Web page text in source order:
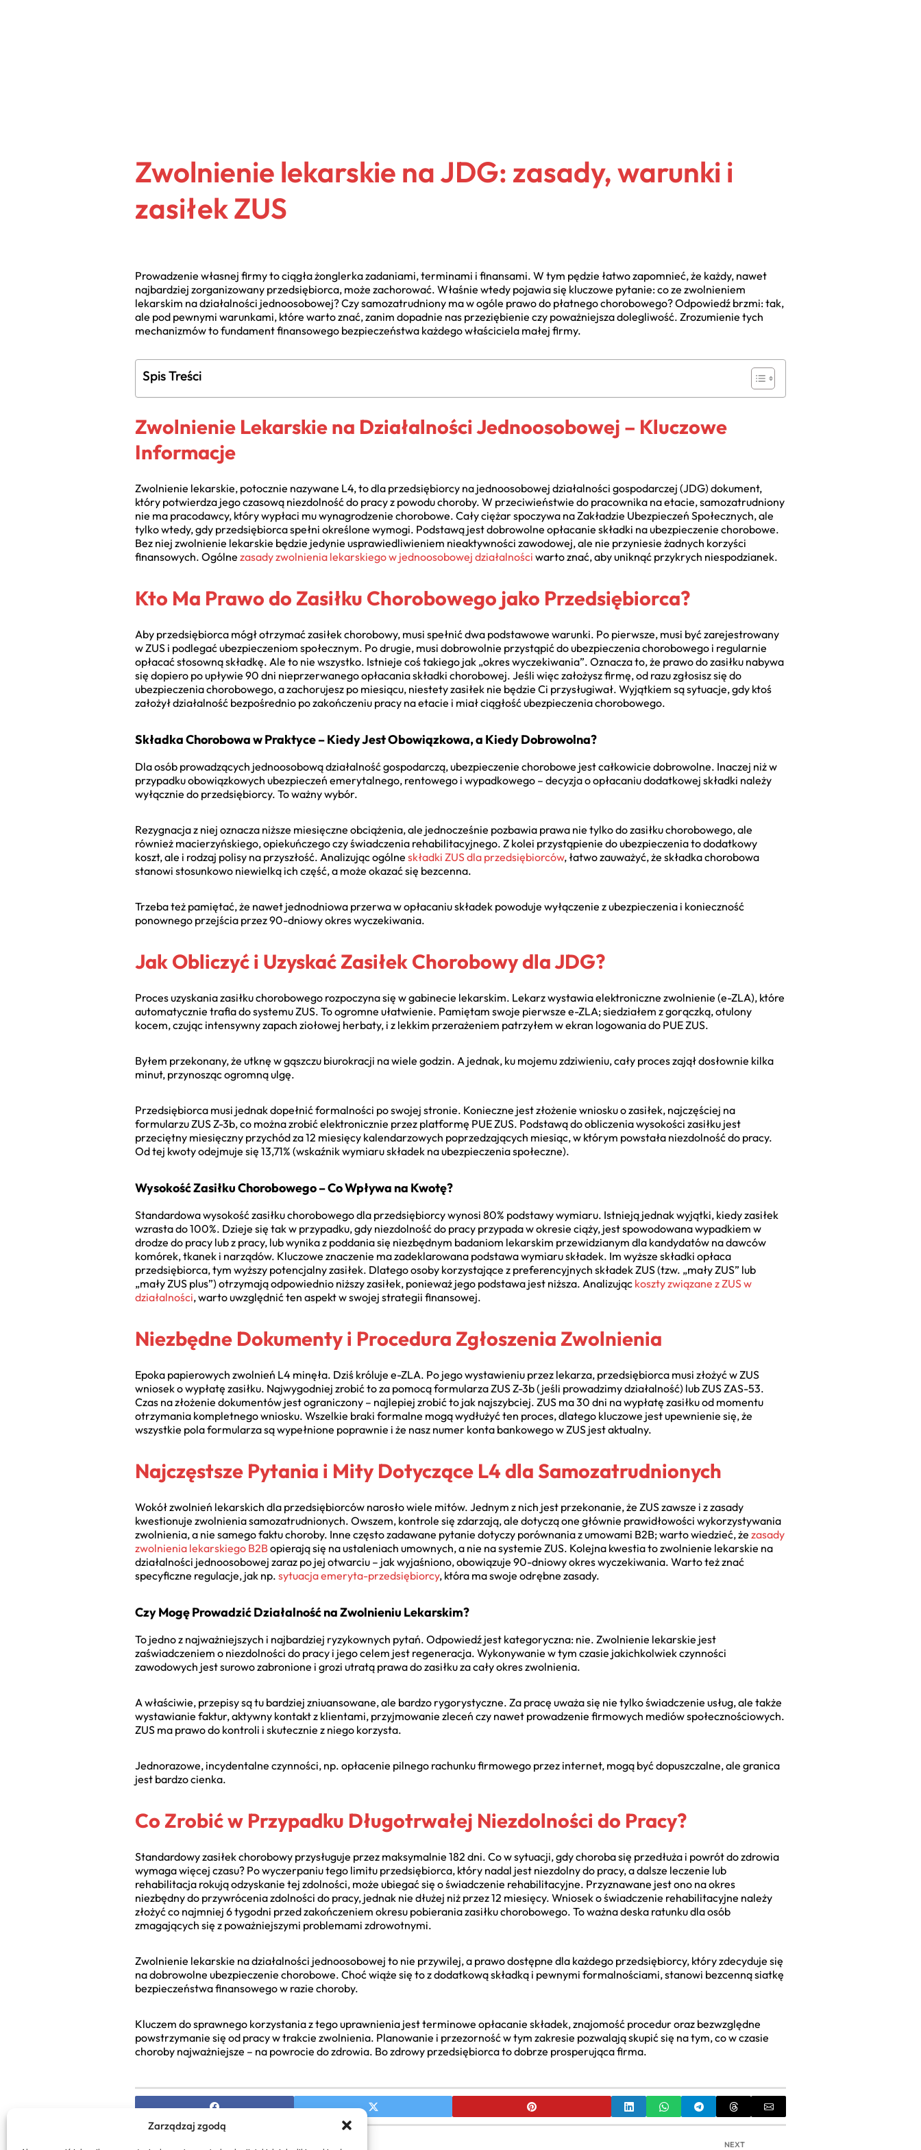
Zarządzaj zgodą
Zwolnienie lekarskie na JDG: zasady, warunki i
zasiłek ZUS
Prowadzenie własnej firmy to ciągła żonglerka zadaniami, terminami i finansami. W tym pędzie łatwo zapomnieć, że każdy, nawet
najbardziej zorganizowany przedsiębiorca, może zachorować. Właśnie wtedy pojawia się kluczowe pytanie: co ze zwolnieniem
lekarskim na działalności jednoosobowej? Czy samozatrudniony ma w ogóle prawo do płatnego chorobowego? Odpowiedź brzmi: tak,
ale pod pewnymi warunkami, które warto znać, zanim dopadnie nas przeziębienie czy poważniejsza dolegliwość. Zrozumienie tych
mechanizmów to fundament finansowego bezpieczeństwa każdego właściciela małej firmy.
Spis Treści
Zwolnienie Lekarskie na Działalności Jednoosobowej – Kluczowe
Informacje
Zwolnienie lekarskie, potocznie nazywane L4, to dla przedsiębiorcy na jednoosobowej działalności gospodarczej (JDG) dokument,
który potwierdza jego czasową niezdolność do pracy z powodu choroby. W przeciwieństwie do pracownika na etacie, samozatrudniony
nie ma pracodawcy, który wypłaci mu wynagrodzenie chorobowe. Cały ciężar spoczywa na Zakładzie Ubezpieczeń Społecznych, ale
tylko wtedy, gdy przedsiębiorca spełni określone wymogi. Podstawą jest dobrowolne opłacanie składki na ubezpieczenie chorobowe.
Bez niej zwolnienie lekarskie będzie jedynie usprawiedliwieniem nieaktywności zawodowej, ale nie przyniesie żadnych korzyści
finansowych. Ogólne zasady zwolnienia lekarskiego w jednoosobowej działalności warto znać, aby uniknąć przykrych niespodzianek.
Kto Ma Prawo do Zasiłku Chorobowego jako Przedsiębiorca?
Aby przedsiębiorca mógł otrzymać zasiłek chorobowy, musi spełnić dwa podstawowe warunki. Po pierwsze, musi być zarejestrowany
w ZUS i podlegać ubezpieczeniom społecznym. Po drugie, musi dobrowolnie przystąpić do ubezpieczenia chorobowego i regularnie
opłacać stosowną składkę. Ale to nie wszystko. Istnieje coś takiego jak „okres wyczekiwania”. Oznacza to, że prawo do zasiłku nabywa
się dopiero po upływie 90 dni nieprzerwanego opłacania składki chorobowej. Jeśli więc założysz firmę, od razu zgłosisz się do
ubezpieczenia chorobowego, a zachorujesz po miesiącu, niestety zasiłek nie będzie Ci przysługiwał. Wyjątkiem są sytuacje, gdy ktoś
założył działalność bezpośrednio po zakończeniu pracy na etacie i miał ciągłość ubezpieczenia chorobowego.
Składka Chorobowa w Praktyce – Kiedy Jest Obowiązkowa, a Kiedy Dobrowolna?
Dla osób prowadzących jednoosobową działalność gospodarczą, ubezpieczenie chorobowe jest całkowicie dobrowolne. Inaczej niż w
przypadku obowiązkowych ubezpieczeń emerytalnego, rentowego i wypadkowego – decyzja o opłacaniu dodatkowej składki należy
wyłącznie do przedsiębiorcy. To ważny wybór.
Rezygnacja z niej oznacza niższe miesięczne obciążenia, ale jednocześnie pozbawia prawa nie tylko do zasiłku chorobowego, ale
również macierzyńskiego, opiekuńczego czy świadczenia rehabilitacyjnego. Z kolei przystąpienie do ubezpieczenia to dodatkowy
koszt, ale i rodzaj polisy na przyszłość. Analizując ogólne składki ZUS dla przedsiębiorców, łatwo zauważyć, że składka chorobowa
stanowi stosunkowo niewielką ich część, a może okazać się bezcenna.
Trzeba też pamiętać, że nawet jednodniowa przerwa w opłacaniu składek powoduje wyłączenie z ubezpieczenia i konieczność
ponownego przejścia przez 90-dniowy okres wyczekiwania.
Jak Obliczyć i Uzyskać Zasiłek Chorobowy dla JDG?
Proces uzyskania zasiłku chorobowego rozpoczyna się w gabinecie lekarskim. Lekarz wystawia elektroniczne zwolnienie (e-ZLA), które
automatycznie trafia do systemu ZUS. To ogromne ułatwienie. Pamiętam swoje pierwsze e-ZLA; siedziałem z gorączką, otulony
kocem, czując intensywny zapach ziołowej herbaty, i z lekkim przerażeniem patrzyłem w ekran logowania do PUE ZUS.
Byłem przekonany, że utknę w gąszczu biurokracji na wiele godzin. A jednak, ku mojemu zdziwieniu, cały proces zajął dosłownie kilka
minut, przynosząc ogromną ulgę.
Przedsiębiorca musi jednak dopełnić formalności po swojej stronie. Konieczne jest złożenie wniosku o zasiłek, najczęściej na
formularzu ZUS Z-3b, co można zrobić elektronicznie przez platformę PUE ZUS. Podstawą do obliczenia wysokości zasiłku jest
przeciętny miesięczny przychód za 12 miesięcy kalendarzowych poprzedzających miesiąc, w którym powstała niezdolność do pracy.
Od tej kwoty odejmuje się 13,71% (wskaźnik wymiaru składek na ubezpieczenia społeczne).
Wysokość Zasiłku Chorobowego – Co Wpływa na Kwotę?
Standardowa wysokość zasiłku chorobowego dla przedsiębiorcy wynosi 80% podstawy wymiaru. Istnieją jednak wyjątki, kiedy zasiłek
wzrasta do 100%. Dzieje się tak w przypadku, gdy niezdolność do pracy przypada w okresie ciąży, jest spowodowana wypadkiem w
drodze do pracy lub z pracy, lub wynika z poddania się niezbędnym badaniom lekarskim przewidzianym dla kandydatów na dawców
komórek, tkanek i narządów. Kluczowe znaczenie ma zadeklarowana podstawa wymiaru składek. Im wyższe składki opłaca
przedsiębiorca, tym wyższy potencjalny zasiłek. Dlatego osoby korzystające z preferencyjnych składek ZUS (tzw. „mały ZUS” lub
„mały ZUS plus”) otrzymają odpowiednio niższy zasiłek, ponieważ jego podstawa jest niższa. Analizując koszty związane z ZUS w
działalności, warto uwzględnić ten aspekt w swojej strategii finansowej.
Niezbędne Dokumenty i Procedura Zgłoszenia Zwolnienia
Epoka papierowych zwolnień L4 minęła. Dziś króluje e-ZLA. Po jego wystawieniu przez lekarza, przedsiębiorca musi złożyć w ZUS
wniosek o wypłatę zasiłku. Najwygodniej zrobić to za pomocą formularza ZUS Z-3b (jeśli prowadzimy działalność) lub ZUS ZAS-53.
Czas na złożenie dokumentów jest ograniczony – najlepiej zrobić to jak najszybciej. ZUS ma 30 dni na wypłatę zasiłku od momentu
otrzymania kompletnego wniosku. Wszelkie braki formalne mogą wydłużyć ten proces, dlatego kluczowe jest upewnienie się, że
wszystkie pola formularza są wypełnione poprawnie i że nasz numer konta bankowego w ZUS jest aktualny.
Najczęstsze Pytania i Mity Dotyczące L4 dla Samozatrudnionych
Wokół zwolnień lekarskich dla przedsiębiorców narosło wiele mitów. Jednym z nich jest przekonanie, że ZUS zawsze i z zasady
kwestionuje zwolnienia samozatrudnionych. Owszem, kontrole się zdarzają, ale dotyczą one głównie prawidłowości wykorzystywania
zwolnienia, a nie samego faktu choroby. Inne często zadawane pytanie dotyczy porównania z umowami B2B; warto wiedzieć, że zasady
zwolnienia lekarskiego B2Bopierają się na ustaleniach umownych, a nie na systemie ZUS. Kolejna kwestia to zwolnienie lekarskie na
działalności jednoosobowej zaraz po jej otwarciu – jak wyjaśniono, obowiązuje 90-dniowy okres wyczekiwania. Warto też znać
specyficzne regulacje, jak np. sytuacja emeryta-przedsiębiorcy, która ma swoje odrębne zasady.
Czy Mogę Prowadzić Działalność na Zwolnieniu Lekarskim?
To jedno z najważniejszych i najbardziej ryzykownych pytań. Odpowiedź jest kategoryczna: nie. Zwolnienie lekarskie jest
zaświadczeniem o niezdolności do pracy i jego celem jest regeneracja. Wykonywanie w tym czasie jakichkolwiek czynności
zawodowych jest surowo zabronione i grozi utratą prawa do zasiłku za cały okres zwolnienia.
A właściwie, przepisy są tu bardziej zniuansowane, ale bardzo rygorystyczne. Za pracę uważa się nie tylko świadczenie usług, ale także
wystawianie faktur, aktywny kontakt z klientami, przyjmowanie zleceń czy nawet prowadzenie firmowych mediów społecznościowych.
ZUS ma prawo do kontroli i skutecznie z niego korzysta.
Jednorazowe, incydentalne czynności, np. opłacenie pilnego rachunku firmowego przez internet, mogą być dopuszczalne, ale granica
jest bardzo cienka.
Co Zrobić w Przypadku Długotrwałej Niezdolności do Pracy?
Standardowy zasiłek chorobowy przysługuje przez maksymalnie 182 dni. Co w sytuacji, gdy choroba się przedłuża i powrót do zdrowia
wymaga więcej czasu? Po wyczerpaniu tego limitu przedsiębiorca, który nadal jest niezdolny do pracy, a dalsze leczenie lub
rehabilitacja rokują odzyskanie tej zdolności, może ubiegać się o świadczenie rehabilitacyjne. Przyznawane jest ono na okres
niezbędny do przywrócenia zdolności do pracy, jednak nie dłużej niż przez 12 miesięcy. Wniosek o świadczenie rehabilitacyjne należy
złożyć co najmniej 6 tygodni przed zakończeniem okresu pobierania zasiłku chorobowego. To ważna deska ratunku dla osób
zmagających się z poważniejszymi problemami zdrowotnymi.
Zwolnienie lekarskie na działalności jednoosobowej to nie przywilej, a prawo dostępne dla każdego przedsiębiorcy, który zdecyduje się
na dobrowolne ubezpieczenie chorobowe. Choć wiąże się to z dodatkową składką i pewnymi formalnościami, stanowi bezcenną siatkę
bezpieczeństwa finansowego w razie choroby.
Kluczem do sprawnego korzystania z tego uprawnienia jest terminowe opłacanie składek, znajomość procedur oraz bezwzględne
powstrzymanie się od pracy w trakcie zwolnienia. Planowanie i przezorność w tym zakresie pozwalają skupić się na tym, co w czasie
choroby najważniejsze – na powrocie do zdrowia. Bo zdrowy przedsiębiorca to dobrze prosperująca firma.
NEXT